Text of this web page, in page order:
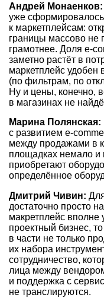
Андрей Монаенков:
уже
к маркетплейсам:
границы массово не
грамотнее. Доля e-
заметно растёт в
маркетплейс удобен
(по фильтрам, по
Ну и цены, конечно,
в магазинах не
Марина Полянская:
с развитием e-
между продажами в
площадках немало и
приобретают
определённое
Дмитрий Чивин:
достаточно просто
макретплейс вполне
проектный бизнес,
в части не только
их набора
сотрудничество,
лица между
и поддержка с
не транслируются.